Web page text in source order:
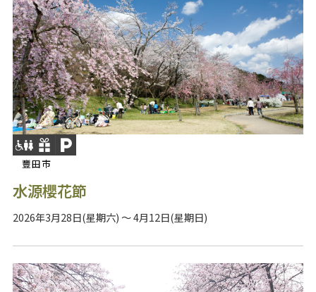
豐田市
水源櫻花節
2026年3月28日(星期六) ～ 4月12日(星期日)